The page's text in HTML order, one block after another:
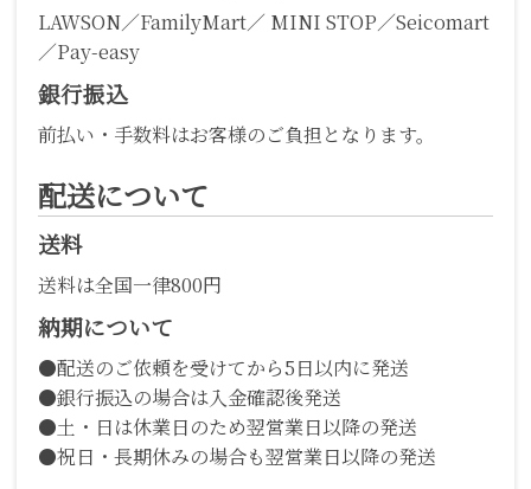
LAWSON／FamilyMart／ MINI STOP／Seicomart
／Pay-easy
銀行振込
前払い・手数料はお客様のご負担となります。
配送について
送料
送料は全国一律800円
納期について
●配送のご依頼を受けてから5日以内に発送
●銀行振込の場合は入金確認後発送
●土・日は休業日のため翌営業日以降の発送
●祝日・長期休みの場合も翌営業日以降の発送